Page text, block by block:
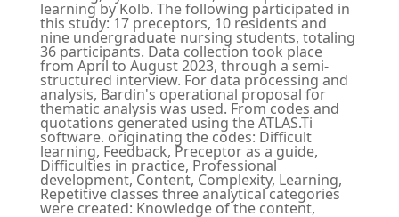
learning by Kolb. The following participated in
this study: 17 preceptors, 10 residents and
nine undergraduate nursing students, totaling
36 participants. Data collection took place
from April to August 2023, through a semi-
structured interview. For data processing and
analysis, Bardin's operational proposal for
thematic analysis was used. From codes and
quotations generated using the ATLAS.Ti
software. originating the codes: Difficult
learning, Feedback, Preceptor as a guide,
Difficulties in practice, Professional
development, Content, Complexity, Learning,
Repetitive classes three analytical categories
were created: Knowledge of the content,